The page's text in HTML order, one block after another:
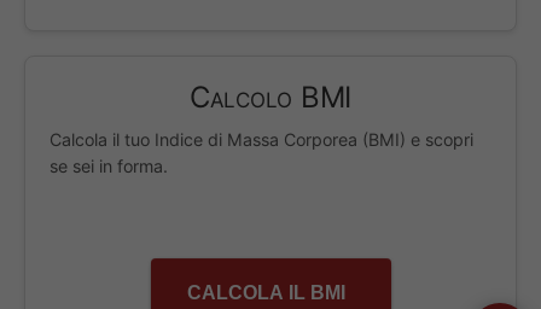
Calcolo BMI
Calcola il tuo Indice di Massa Corporea (BMI) e scopri
se sei in forma.
CALCOLA IL BMI